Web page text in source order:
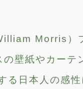
Morris）
壁紙やカーテ
日本人の感性